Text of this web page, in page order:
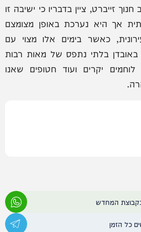
זייברט, ציין בדבריו כי ישיבה זו
אך היא נערכת באופן מצומצם
כאשר בימים אלו מצוי עם
בלתי נתפס של מאות רבות
יקרים ועוד חטופים שאנו
המחדש
כל הזמן